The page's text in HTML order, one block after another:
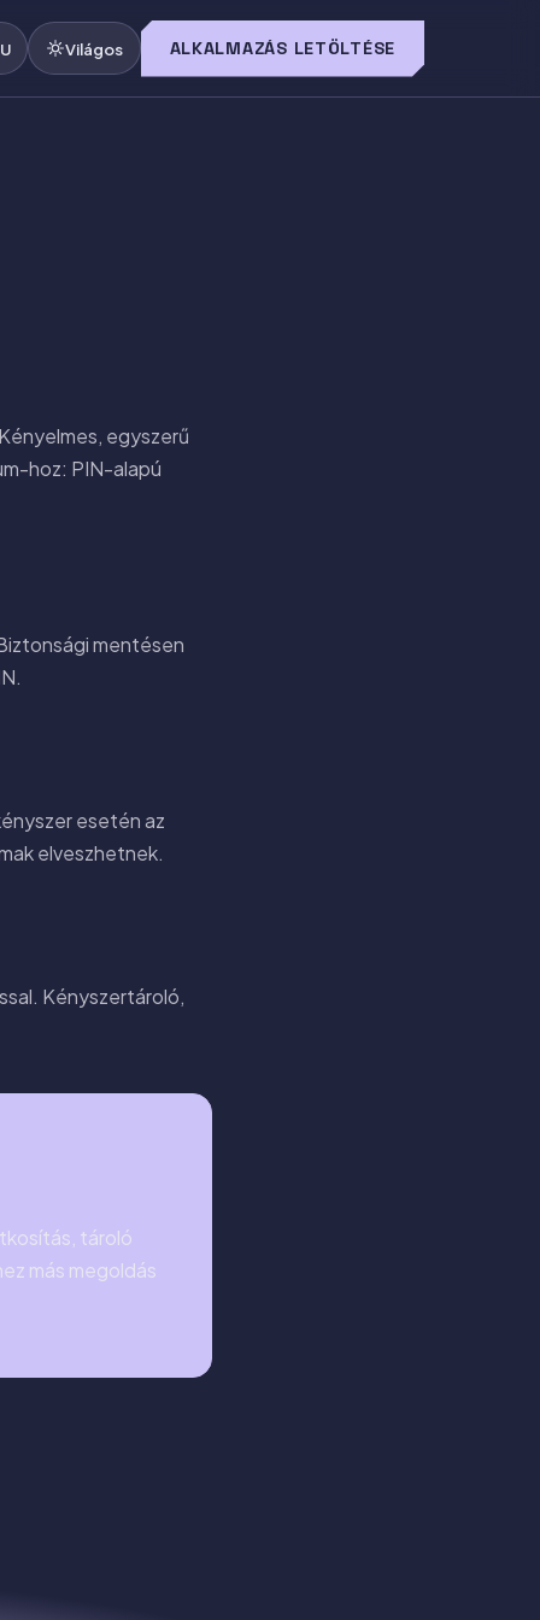
Világos ALKALMAZÁS LETÖLTÉSE
egyszerű
hoz: PIN-alapú
mentésen
esetén az
elveszhetnek.
Kényszertároló,
tároló
más megoldás